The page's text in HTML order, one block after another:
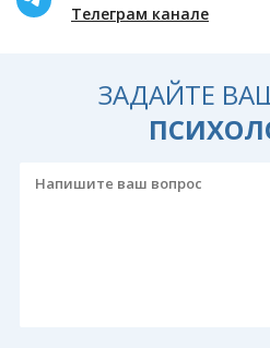
Телеграм канале
ЗАДАЙТЕ